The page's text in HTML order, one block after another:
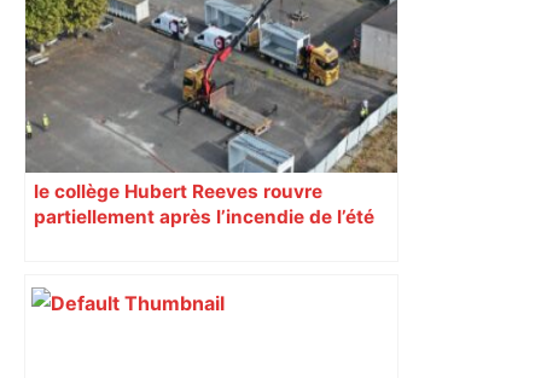
sa sortie à Metz – L'Équipe
le collège Hubert Reeves rouvre
partiellement après l’incendie de l’été